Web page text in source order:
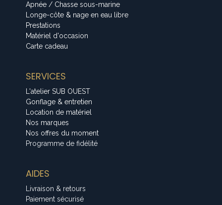
Apnée / Chasse sous-marine
Longe-côte & nage en eau libre
Prestations
Matériel d'occasion
Carte cadeau
SERVICES
L'atelier SUB OUEST
Gonflage & entretien
Location de matériel
Nos marques
Nos offres du moment
Programme de fidélité
AIDES
Livraison & retours
Paiement sécurisé